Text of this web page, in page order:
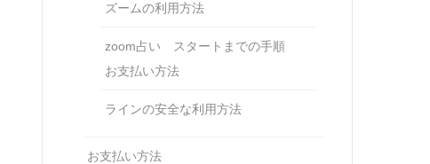
ズームの利用方法
zoom占い スタートまでの手順
お支払い方法
ラインの安全な利用方法
お支払い方法